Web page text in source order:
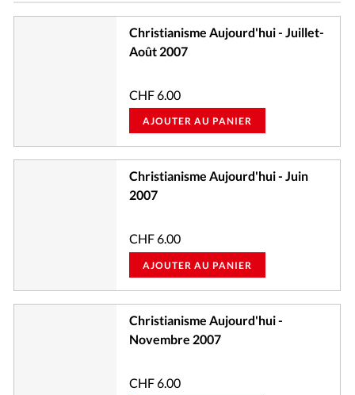
Christianisme Aujourd'hui - Juillet-
Août 2007
CHF6.00
AJOUTER AU PANIER
Christianisme Aujourd'hui - Juin
2007
CHF6.00
AJOUTER AU PANIER
Christianisme Aujourd'hui -
Novembre 2007
CHF6.00